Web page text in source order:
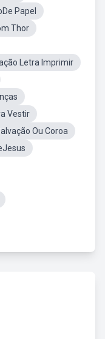
Papel
Thor
Letra Imprimir
Vestir
Ou Coroa